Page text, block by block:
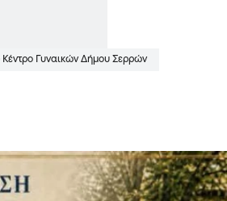
Κέντρο Γυναικών Δήμου Σερρών